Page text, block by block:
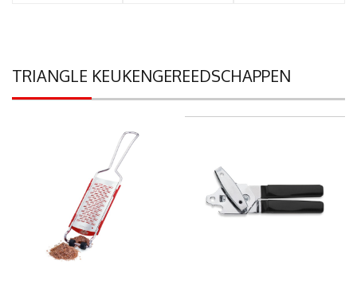
TRIANGLE KEUKENGEREEDSCHAPPEN